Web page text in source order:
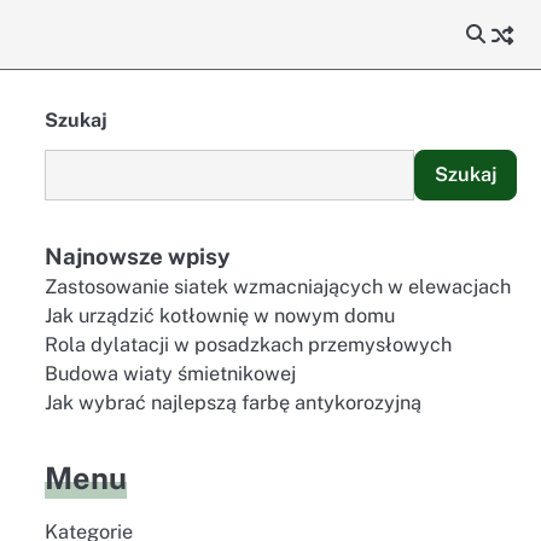
Szukaj
Szukaj
Najnowsze wpisy
Zastosowanie siatek wzmacniających w elewacjach
Jak urządzić kotłownię w nowym domu
Rola dylatacji w posadzkach przemysłowych
Budowa wiaty śmietnikowej
Jak wybrać najlepszą farbę antykorozyjną
Menu
Kategorie